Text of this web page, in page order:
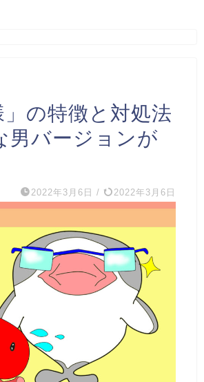
」の特徴と対処法
男バージョンが
2022年3月6日 / 2022年3月6日